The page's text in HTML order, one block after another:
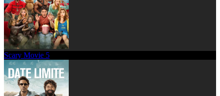
Scary Movie 5